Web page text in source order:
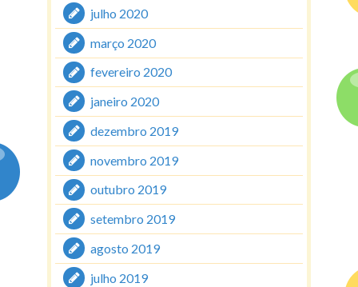
julho 2020
março 2020
fevereiro 2020
janeiro 2020
dezembro 2019
novembro 2019
outubro 2019
setembro 2019
agosto 2019
julho 2019